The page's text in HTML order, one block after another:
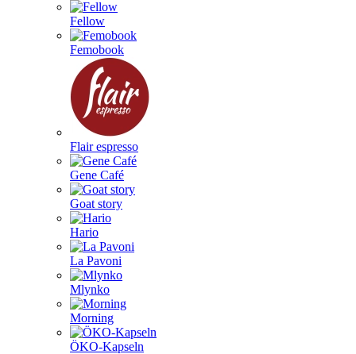
Fellow
Femobook
Flair espresso
Gene Café
Goat story
Hario
La Pavoni
Mlynko
Morning
ÖKO-Kapseln